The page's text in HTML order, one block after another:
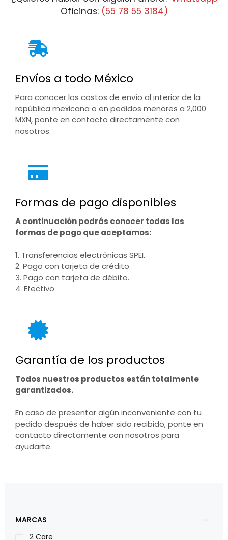
Oficinas: (55 78 55 3184)
Envíos a todo México
Para conocer los costos de envío al interior de la
república mexicana o en pedidos menores a 2,000
MXN, ponte en contacto directamente con
nosotros.
Formas de pago disponibles
A continuación podrás conocer todas las
formas de pago que aceptamos:
1. Transferencias electrónicas SPEI.
2. Pago con tarjeta de crédito.
3. Pago con tarjeta de débito.
4. Efectivo
Garantía de los productos
Todos nuestros productos están totalmente
garantizados.
En caso de presentar algún inconveniente con tu
pedido después de haber sido recibido, ponte en
contacto directamente con nosotros para
ayudarte.
MARCAS
2 Care